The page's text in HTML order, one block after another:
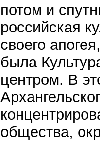
потом и
российская
своего
была
центром. В
общества,